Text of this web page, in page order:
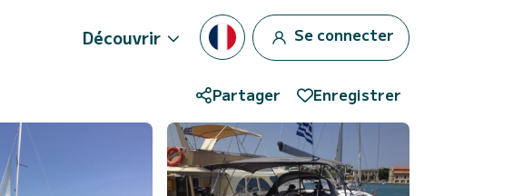
Découvrir Se connecter
Partager Enregistrer